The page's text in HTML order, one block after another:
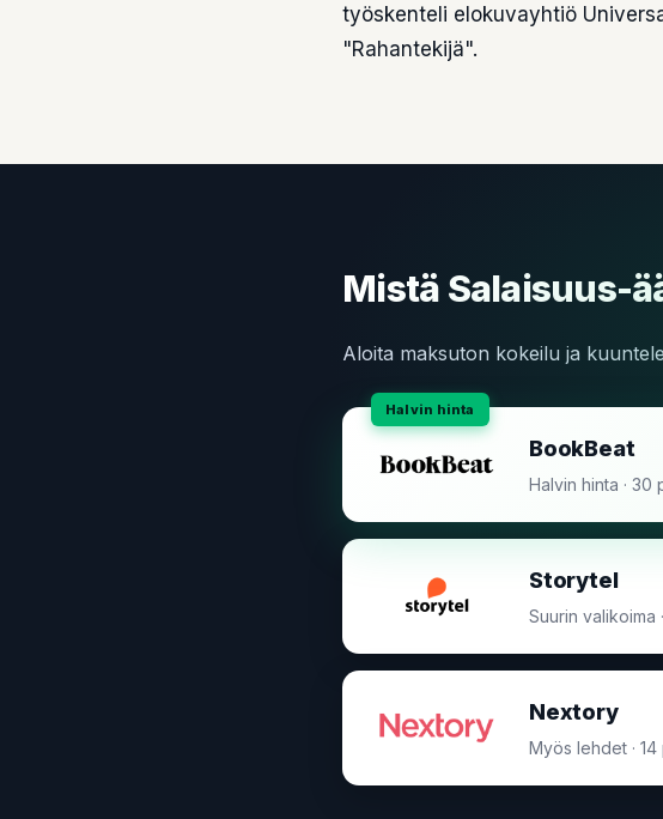
työskenteli elokuvayhtiö
"Rahantekijä".
Mistä Salaisuus-
Aloita maksuton kokeilu ja
BookBeat
Halvin hinta · 30
Storytel
Suurin valikoima
Nextory
Myös lehdet ·